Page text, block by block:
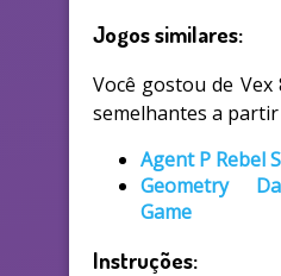
Jogos similares:
Você gostou de Vex
semelhantes a
Agent P Rebel
Geometry
Game
Instruções: